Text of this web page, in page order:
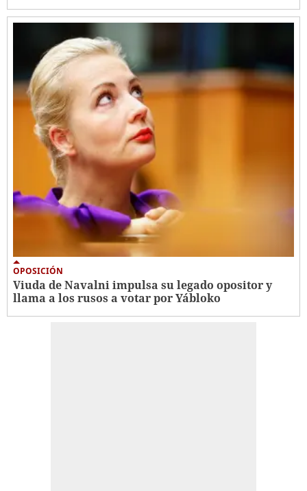
OPOSICIÓN
Viuda de Navalni impulsa su legado opositor y
llama a los rusos a votar por Yábloko